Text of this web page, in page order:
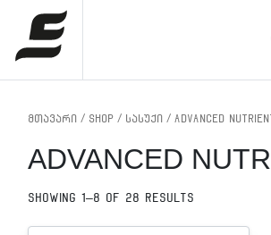
PRODUCT CATEGORIES
მთავარი / Shop / სასუქი / ADVANCED
ADVANCED
Showing 1–8 of 28 results